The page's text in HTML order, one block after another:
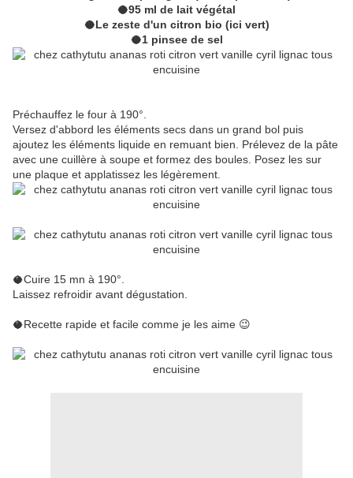
🥥95 ml de lait végétal
🥥Le zeste d'un citron bio (ici vert)
🥥1 pinsee de sel
Préchauffez le four à 190°.
Versez d'abbord les éléments secs dans un grand bol puis
ajoutez les éléments liquide en remuant bien. Prélevez de la pâte
avec une cuillère à soupe et formez des boules. Posez les sur
une plaque et applatissez les légèrement.
🥥Cuire 15 mn à 190°.
Laissez refroidir avant dégustation.
🥥Recette rapide et facile comme je les aime 😉